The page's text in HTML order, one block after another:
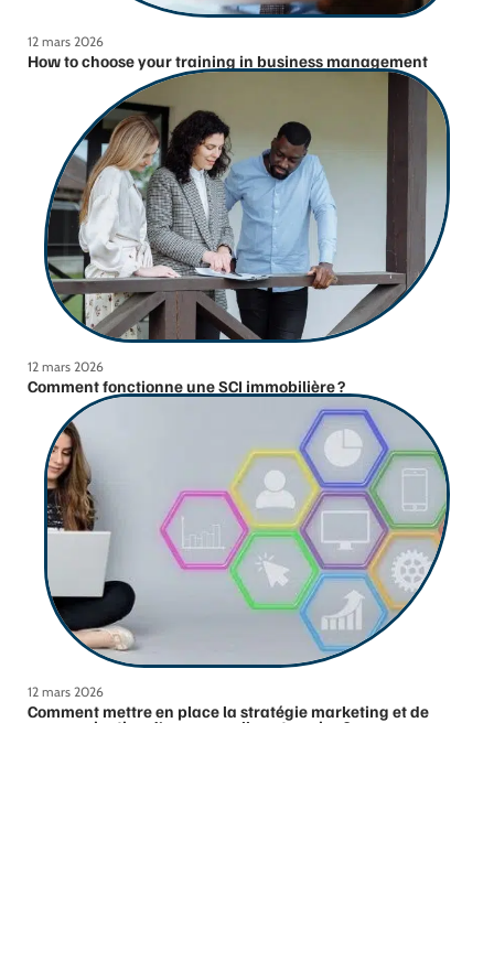
12 mars 2026
How to choose your training in business management
12 mars 2026
Comment fonctionne une SCI immobilière ?
12 mars 2026
Comment mettre en place la stratégie marketing et de
communication d’une nouvelle entreprise ?